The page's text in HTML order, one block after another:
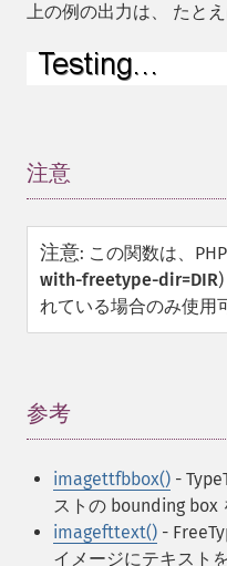
上の例の出力は、 たと
注意
注意: この関数は、
with-freetype-dir=DIR
れている場合のみ使用
参考
imagettfbbox() -
ストの bounding box
imagefttext() -
イメージにテキスト